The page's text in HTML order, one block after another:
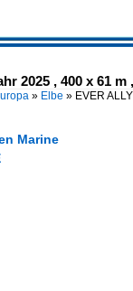
2025 , 400 x 61
» Elbe » EVER
Marine